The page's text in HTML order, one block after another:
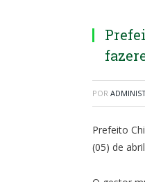
POR
Prefeito
(05) de